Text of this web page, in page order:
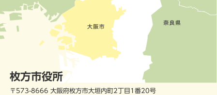
枚方市役所
〒573-8666 大阪府枚方市大垣内町2丁目1番20号